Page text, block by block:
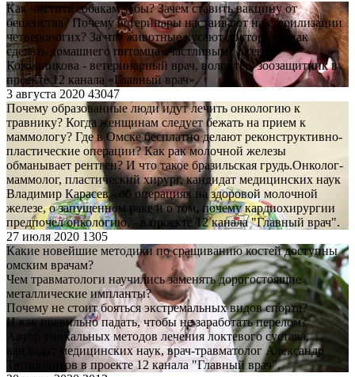
Как чистить собакам зубы? Зачем ставить вакцину от
бешенства? Почему ветеринары настаивают на стерилизации
четвероногих? За что животные кусают докторов и как
сделать домашнего питомца счастливым? Ксения
Кожевникова - ветеринарный врач, волонтёр, зоозащитник в
проекте 12 канала «Главный врач».
3 августа 2020 43047
Почему образованные люди идут лечить онкологию к
травнику? Когда женщинам следует бежать на прием к
маммологу? Где в Омске бесплатно делают реконструктивно-
пластические операции? Как рак молочной железы
обманывает рентген? И что такое бразильская грудь.Онколог-
маммолог, пластический хирург, кандидат медицинских наук
Владимир Карасев - об операциях на здоровой молочной
железе, о запущенном раке и о том, почему кардиохирургии
предпочел онкологию, - в проекте 12 канала "Главный врач".
27 июля 2020 1305
Какие новейшие методики по сращиванию костей доступны
омским врачам?
Чем травматологи научились заменять дорогостоящие
металлические импланты?
Почему не стоит бояться экстремальных видов спорта?
И как правильно падать, чтобы не заработать перелом?
Автор уникальных методов лечения локтевого сустава,
кандидат медицинских наук, врач-травматолог Александр
Тютюнников в проекте 12 канала "Главный врач".